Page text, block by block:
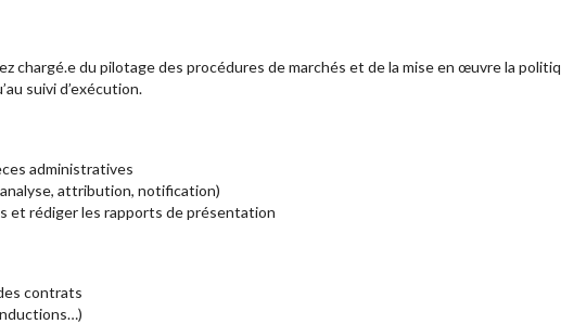
chargé.e du pilotage des procédures de marchés et de la mise en œuvre la
suivi d’exécution.
administratives
attribution, notification)
rédiger les rapports de présentation
contrats